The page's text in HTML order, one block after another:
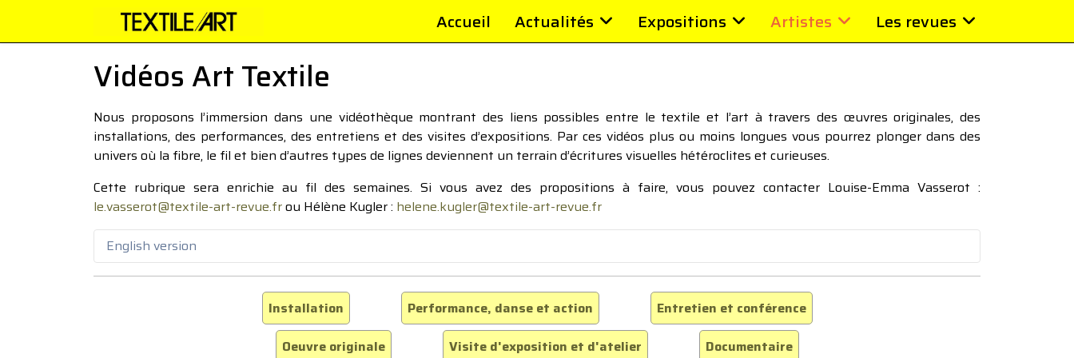
Accueil Actualités Expositions Artistes Les revues
Vidéos Art Textile
Nous proposons l’immersion dans une vidéothèque montrant des liens possibles entre le textile et l’art à travers des œuvres originales, des
installations, des performances, des entretiens et des visites d’expositions. Par ces vidéos plus ou moins longues vous pourrez plonger dans des
univers où la fibre, le fil et bien d’autres types de lignes deviennent un terrain d’écritures visuelles hétéroclites et curieuses.
Cette rubrique sera enrichie au fil des semaines. Si vous avez des propositions à faire, vous pouvez contacter Louise-Emma Vasserot :
le.vasserot@textile-art-revue.frou Hélène Kugler : helene.kugler@textile-art-revue.fr
English version
Installation Performance, danse et action
Entretien et conférence
Oeuvre originale
Visite d'exposition et d'atelier Documentaire